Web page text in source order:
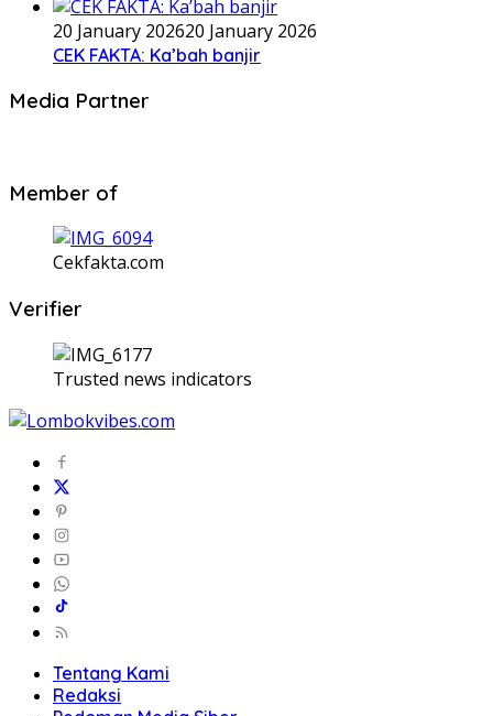
20 January 202620 January 2026
CEK FAKTA: Ka’bah banjir
Media Partner
Member of
Cekfakta.com
Verifier
Trusted news indicators
Tentang Kami
Redaksi